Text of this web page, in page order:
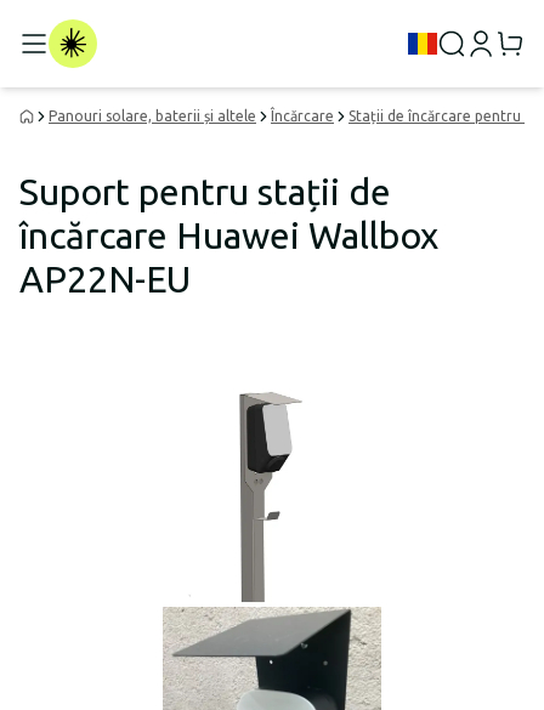
Panouri solare, baterii și altele Încărcare Stații de încărcare pentru
Suport pentru stații de
încărcare Huawei Wallbox
AP22N-EU